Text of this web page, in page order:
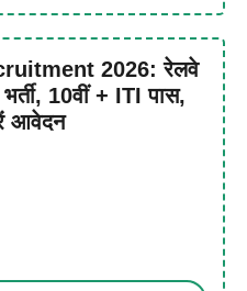
2026: रेलवे
10वीं + ITI पास,
आवेदन